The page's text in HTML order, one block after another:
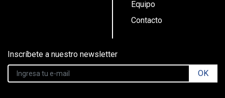
Equipo
Contacto
Inscríbete a nuestro newsletter
OK